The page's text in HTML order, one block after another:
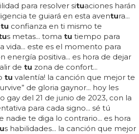
para resolver situaciones harán
te guiará en esta aventura...
tu confianza en ti mismo te
s metas... toma tu tiempo para
vida... este es el momento para
energía positiva... es hora de dejar
de tu zona de confort...
tu valentía! la canción que mejor te
de gloria gaynor... hoy les
gay del 21 de junio de 2023, con la
para cada signo... sé tú
nadie te diga lo contrario... es hora
s habilidades... la canción que mejor